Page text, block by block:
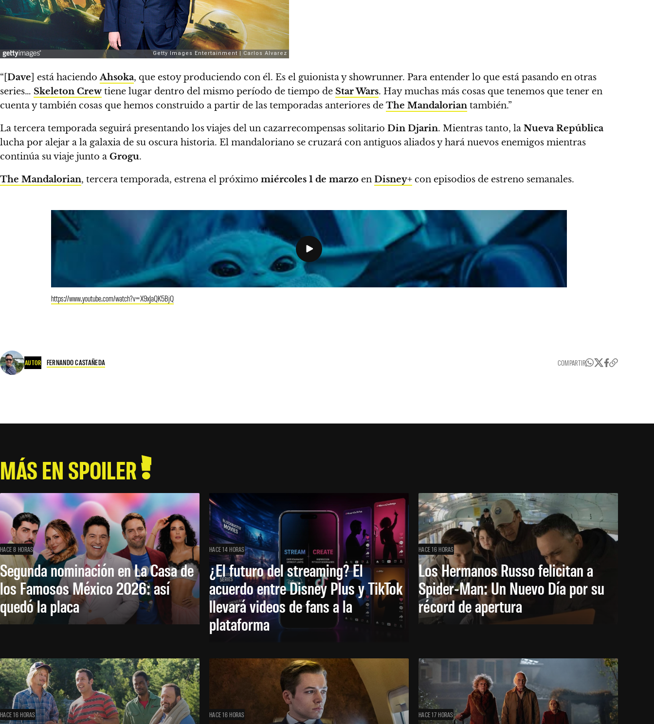
“[ Dave ] está haciendoAhsoka, que estoy produciendo con él. Es el guionista y showrunner. Para entender lo que está pasando en otras
series… Skeleton Crew tiene lugar dentro del mismo período de tiempo de Star Wars. Hay muchas más cosas que tenemos que tener en
cuenta y también cosas que hemos construido a partir de las temporadas anteriores de The Mandalorian también.”
La tercera temporada seguirá presentando los viajes del un cazarrecompensas solitario Din Djarin. Mientras tanto, la Nueva República
lucha por alejar a la galaxia de su oscura historia. El mandaloriano se cruzará con antiguos aliados y hará nuevos enemigos mientras
continúa su viaje junto a Grogu.
The Mandalorian, tercera temporada, estrena el próximo miércoles 1 de marzo en Disney+ con episodios de estreno semanales.
https://www.youtube.com/watch?v=X9xJaQK5BjQ
AUTOR FERNANDO CASTAÑEDA COMPARTIR
MÁS EN SPOILER
HACE 8 HORAS
Segunda nominación en La Casa de
los Famosos México 2026: así
quedó la placa
HACE 14 HORAS
¿El futuro del streaming? El
acuerdo entre Disney Plus y TikTok
llevará videos de fans a la
plataforma
HACE 16 HORAS
Los Hermanos Russo felicitan a
Spider-Man: Un Nuevo Día por su
récord de apertura
HACE 16 HORAS HACE 16 HORAS HACE 17 HORAS